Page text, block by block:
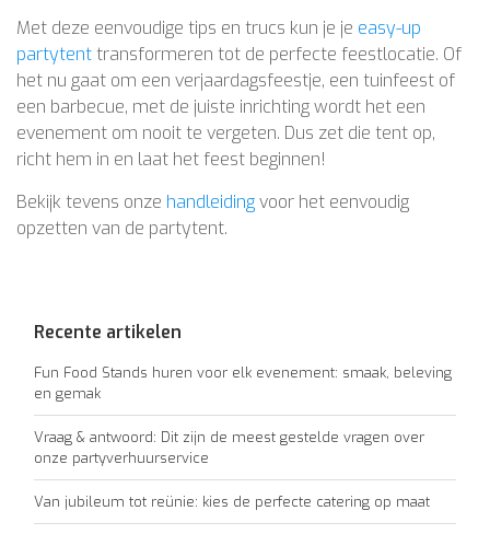
Met deze eenvoudige tips en trucs kun je je easy-up
partytenttransformeren tot de perfecte feestlocatie. Of
het nu gaat om een verjaardagsfeestje, een tuinfeest of
een barbecue, met de juiste inrichting wordt het een
evenement om nooit te vergeten. Dus zet die tent op,
richt hem in en laat het feest beginnen!
Bekijk tevens onze handleidingvoor het eenvoudig
opzetten van de partytent.
Recente artikelen
Fun Food Stands huren voor elk evenement: smaak, beleving
en gemak
Vraag & antwoord: Dit zijn de meest gestelde vragen over
onze partyverhuurservice
Van jubileum tot reünie: kies de perfecte catering op maat